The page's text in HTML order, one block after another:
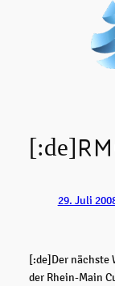
29. Juli
[:de]Der nächste
der Rhein-Main